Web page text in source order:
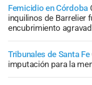
Femicidio en Córdoba
inquilinos de Barrelier
encubrimiento
Tribunales de Santa Fe
imputación para la